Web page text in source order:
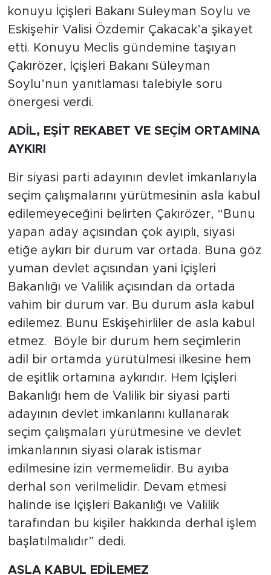
konuyu İçişleri Bakanı Süleyman Soylu ve
Eskişehir Valisi Özdemir Çakacak’a şikayet
etti. Konuyu Meclis gündemine taşıyan
Çakırözer, İçişleri Bakanı Süleyman
Soylu’nun yanıtlaması talebiyle soru
önergesi verdi.
ADİL, EŞİT REKABET VE SEÇİM ORTAMINA
AYKIRI
Bir siyasi parti adayının devlet imkanlarıyla
seçim çalışmalarını yürütmesinin asla kabul
edilemeyeceğini belirten Çakırözer, “Bunu
yapan aday açısından çok ayıplı, siyasi
etiğe aykırı bir durum var ortada. Buna göz
yuman devlet açısından yani İçişleri
Bakanlığı ve Valilik açısından da ortada
vahim bir durum var. Bu durum asla kabul
edilemez. Bunu Eskişehirliler de asla kabul
etmez. Böyle bir durum hem seçimlerin
adil bir ortamda yürütülmesi ilkesine hem
de eşitlik ortamına aykırıdır. Hem İçişleri
Bakanlığı hem de Valilik bir siyasi parti
adayının devlet imkanlarını kullanarak
seçim çalışmaları yürütmesine ve devlet
imkanlarının siyasi olarak istismar
edilmesine izin vermemelidir. Bu ayıba
derhal son verilmelidir. Devam etmesi
halinde ise İçişleri Bakanlığı ve Valilik
tarafından bu kişiler hakkında derhal işlem
başlatılmalıdır” dedi.
ASLA KABUL EDİLEMEZ